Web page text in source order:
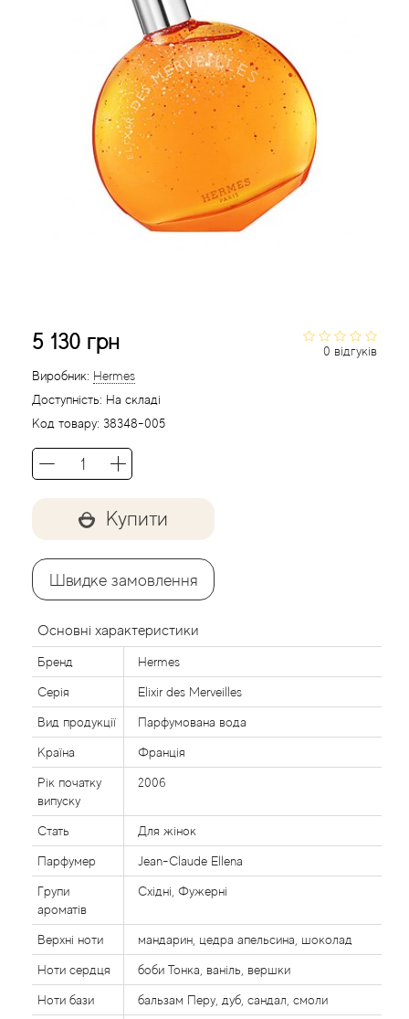
0 відгуків
5 130 грн
Виробник: Hermes
Доступність: На складі
Код товару: 38348-005
Купити
Швидке замовлення
Основні характеристики
Бренд Hermes
Серія Elixir des Merveilles
Вид продукції Парфумована вода
Країна Франція
Рік початку
випуску
2006
Стать Для жінок
Парфумер Jean-Claude Ellena
Групи
ароматів
Східні, Фужерні
Верхні ноти мандарин, цедра апельсина, шоколад
Ноти сердця боби Тонка, ваніль, вершки
Ноти бази бальзам Перу, дуб, сандал, смоли
Acqua di Parma
Acqua di Sardegna
Aedes de Venustas
Afnan
Agatha Ruiz de la Prada
Agent Provocateur
Agonist
Aj Arabia (Widian)
Al Haramain
Al Jazeera
Alaia Paris
Alexander McQueen
Alexandre Barthet
Alexandre J
Alfred Dunhill
Alyson Oldoini